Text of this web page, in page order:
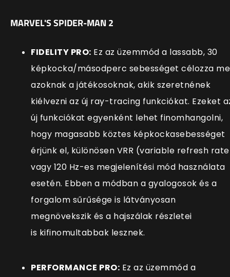
MARVEL'S SPIDER-MAN 2
FIDELITY PRO: Ez az üzemmód a lassabb, 30
képkocka/másodperc sebességet célozza
azoknak a játékosoknak, akik szeretnének
kiélvezni az új ray-tracing funkciókat. Ezeket
új funkciókat egyenként lehet finomhangolni,
hogy magasabb köztes képkockasebességet
érjünk el, különösen VRR (variable refresh
vagy 120 Hz-es megjelenítési mód használata
esetén. Ebben a módban a gyalogosok és a
forgalom sűrűsége is látványosan
megnövekszik és a hajszálak részletei
is kifinomultabbak lesznek.
PERFORMANCE PRO: Ez az üzemmód a